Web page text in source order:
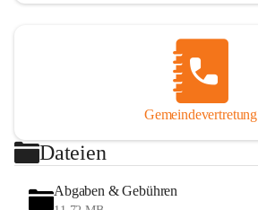
Gemeindevertretung
Dateien
Abgaben & Gebühren